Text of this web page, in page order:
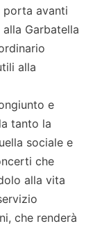
porta avanti
Garbatella
alla
e
tanto la
sociale e
che
alla vita
che renderà